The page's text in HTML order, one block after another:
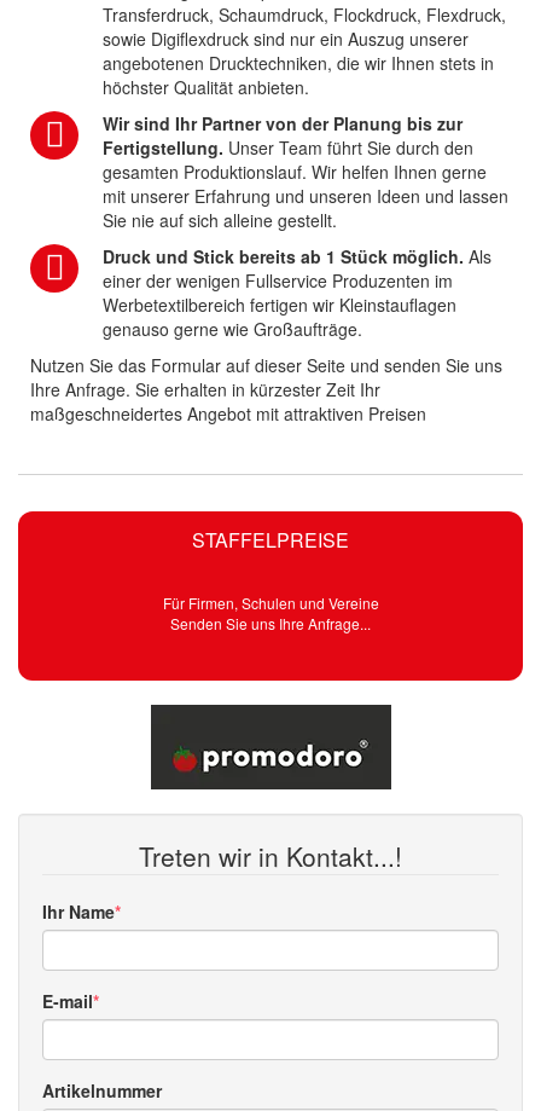
STAFFELPREISE
Für Firmen, Schulen und Vereine
Senden Sie uns Ihre Anfrage...
Treten wir in Kontakt...!
Ihr Name
E-mail
Artikelnummer
Transferdruck, Schaumdruck, Flockdruck, Flexdruck,
sowie Digiflexdruck sind nur ein Auszug unserer
angebotenen Drucktechniken, die wir Ihnen stets in
höchster Qualität anbieten.
Wir sind Ihr Partner von der Planung bis zur
Fertigstellung. Unser Team führt Sie durch den
gesamten Produktionslauf. Wir helfen Ihnen gerne
mit unserer Erfahrung und unseren Ideen und lassen
Sie nie auf sich alleine gestellt.
Druck und Stick bereits ab 1 Stück möglich. Als
einer der wenigen Fullservice Produzenten im
Werbetextilbereich fertigen wir Kleinstauflagen
genauso gerne wie Großaufträge.
Nutzen Sie das Formular auf dieser Seite und senden Sie uns
Ihre Anfrage. Sie erhalten in kürzester Zeit Ihr
maßgeschneidertes Angebot mit attraktiven Preisen